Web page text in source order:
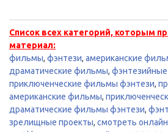
Список всех категорий, которым
материал:
фильмы, фэнтези, американские
драматические фильмы,
приключенческие фильмы фэнтези,
американские фильмы,
драматические фильмы фэнтези,
зрелищные проекты, смотреть онлайн